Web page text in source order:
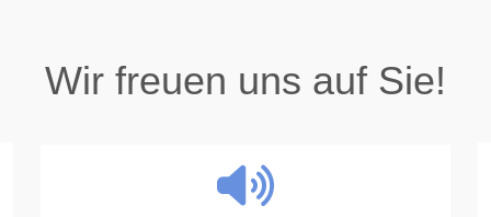
Wir freuen uns auf Sie!